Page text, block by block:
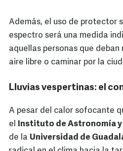
Además, el uso de protector
espectro será una medida
aquellas personas que
aire libre o caminar por la
Lluvias vespertinas: el
A pesar del calor sofocante
el Instituto de Astronomía
de la Universidad de